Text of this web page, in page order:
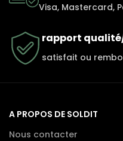
Visa, Mastercard,
rapport
satisfait ou
A PROPOS DE SOLDIT
Nous contacter